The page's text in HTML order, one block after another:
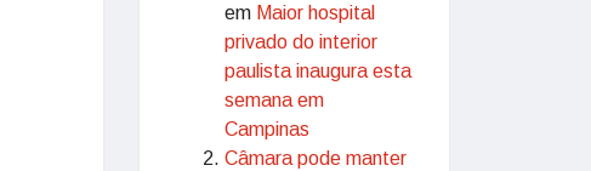
em Maior hospital
privado do interior
paulista inaugura esta
semana em
Campinas
Câmara pode manter